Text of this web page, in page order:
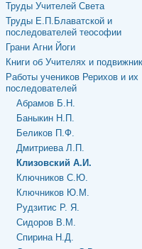
Труды Учителей Света
Труды Е.П.Блаватской и
последователей теософии
Грани Агни Йоги
Книги об Учителях и
Работы учеников Рерихов и их
последователей
Абрамов Б.Н.
Баныкин Н.П.
Беликов П.Ф.
Дмитриева Л.П.
Клизовский А.И.
Ключников С.Ю.
Ключников Ю.М.
Рудзитис Р. Я.
Сидоров В.М.
Спирина Н.Д.